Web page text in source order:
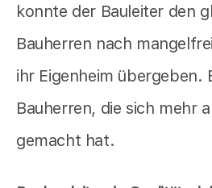
konnte der Bauleiter den
Bauherren nach
ihr Eigenheim übergeben.
Bauherren, die sich mehr
gemacht hat.